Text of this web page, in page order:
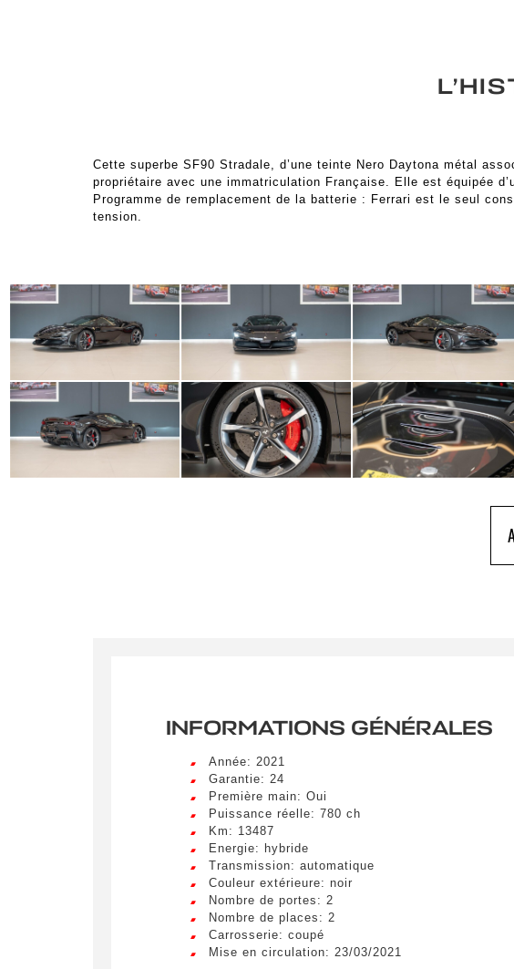
Cette superbe SF90 Stradale, d’une teinte Nero Daytona métal
propriétaire avec une immatriculation Française. Elle est équipée
Programme de remplacement de la batterie : Ferrari est le seul
tension.
INFORMATIONS GÉNÉRALES
Année: 2021
Garantie: 24
Première main: Oui
Puissance réelle: 780 ch
Km: 13487
Energie: hybride
Transmission: automatique
Couleur extérieure: noir
Nombre de portes: 2
Nombre de places: 2
Carrosserie: coupé
Mise en circulation: 23/03/2021